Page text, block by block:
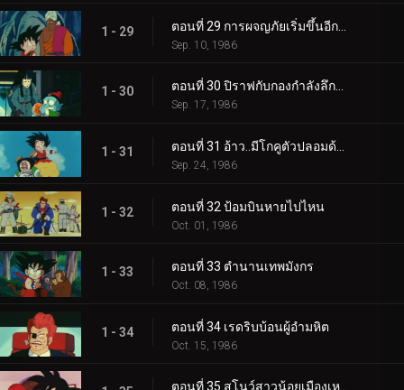
1 - 29
Sep. 10, 1986
1 - 30 ตอนที่ 30 ปิราฟกับกองกำลังลึกลับ
Sep. 17, 1986
1 - 31
Sep. 24, 1986
1 - 32 ตอนที่ 32 ป้อมบินหายไปไหน
Oct. 01, 1986
1 - 33 ตอนที่ 33 ตำนานเทพมังกร
Oct. 08, 1986
1 - 34 ตอนที่ 34 เรดริบบ้อนผู้อำมหิต
Oct. 15, 1986
ตอนที่ 35 สโนว์สาวน้อยเมืองเหนือ